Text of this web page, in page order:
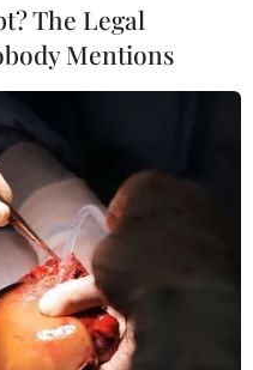
tín dụng cơ sở của
dụng cơ sở (BCA) của
hạng toàn ngành ngân
12 ngân hàng này đã
The Legal
Mentions